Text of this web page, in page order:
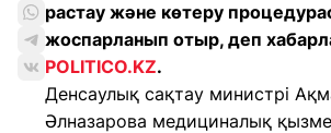
растау және көтеру
жоспарланып отыр, деп
POLITICO.KZ.
Денсаулық сақтау министрі
Әлназарова медициналық